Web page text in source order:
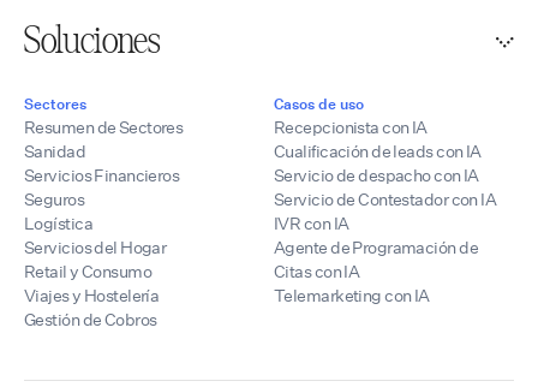
Soluciones
Sectores
Resumen de Sectores
Sanidad
Servicios Financieros
Seguros
Logística
Servicios del Hogar
Retail y Consumo
Viajes y Hostelería
Gestión de Cobros
Casos de uso
Recepcionista con IA
Cualificación de leads con IA
Servicio de despacho con IA
Servicio de Contestador con IA
IVR con IA
Agente de Programación de
Citas con IA
Telemarketing con IA